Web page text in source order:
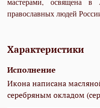
православных людей
Характеристики
Исполнение
Икона написана
серебряным окладом